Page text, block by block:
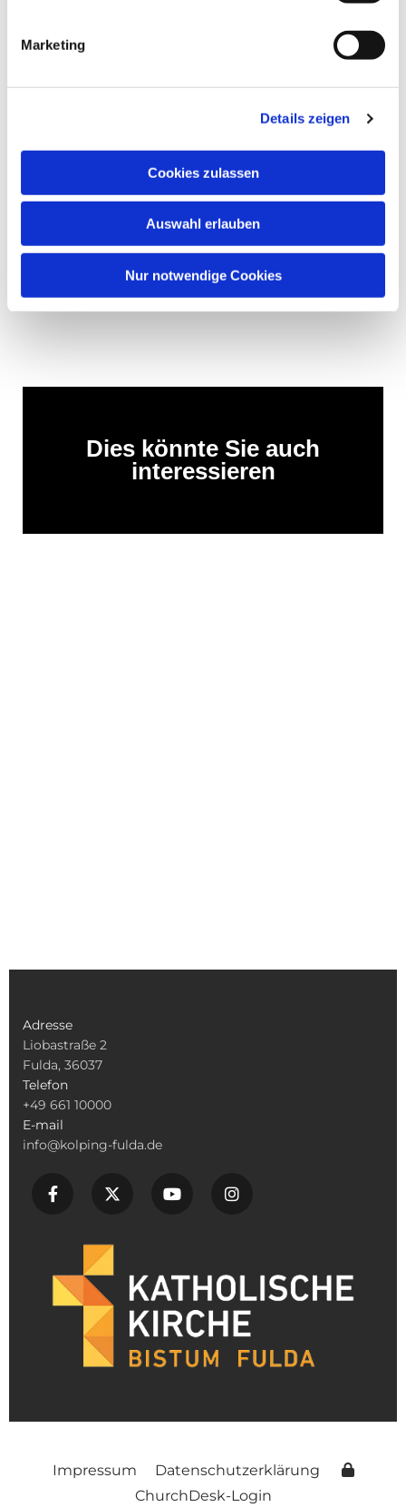
Marketing
Details zeigen
Cookies zulassen
Auswahl erlauben
Nur notwendige Cookies
Dies könnte Sie auch
interessieren
Adresse
Liobastraße 2
Fulda, 36037
Telefon
+49 661 10000
E-mail
info@kolping-fulda.de
Impressum
Datenschutzerklärung
ChurchDesk-Login